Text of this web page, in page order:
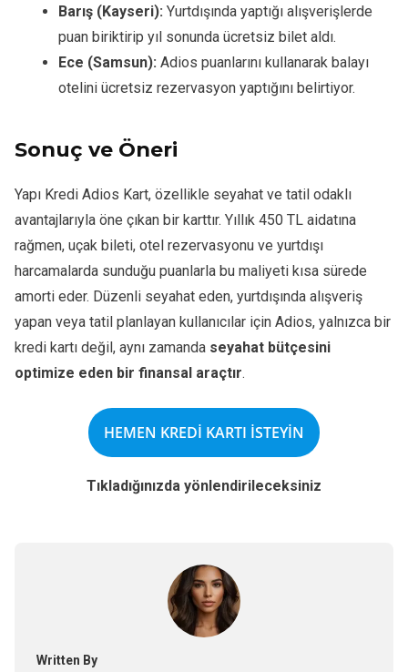
Barış (Kayseri): Yurtdışında yaptığı alışverişlerde
puan biriktirip yıl sonunda ücretsiz bilet aldı.
Ece (Samsun): Adios puanlarını kullanarak balayı
otelini ücretsiz rezervasyon yaptığını belirtiyor.
Sonuç ve Öneri
Yapı Kredi Adios Kart, özellikle seyahat ve tatil odaklı
avantajlarıyla öne çıkan bir karttır. Yıllık 450 TL aidatına
rağmen, uçak bileti, otel rezervasyonu ve yurtdışı
harcamalarda sunduğu puanlarla bu maliyeti kısa sürede
amorti eder. Düzenli seyahat eden, yurtdışında alışveriş
yapan veya tatil planlayan kullanıcılar için Adios, yalnızca bir
kredi kartı değil, aynı zamanda seyahat bütçesini
optimize eden bir finansal araçtır.
HEMEN KREDİ KARTI İSTEYİN
Tıkladığınızda yönlendirileceksiniz
Written By